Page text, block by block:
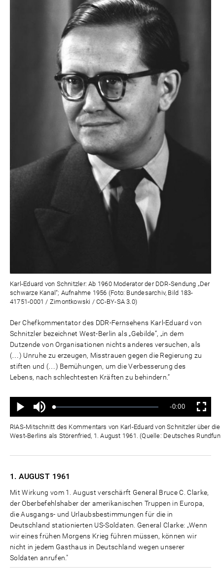
Karl-Eduard von Schnitzler: Ab 1960 Moderator der DDR-Sendung „Der
schwarze Kanal“; Aufnahme 1956 (Foto: Bundesarchiv, Bild 183-
41751-0001 / Zimontkowski / CC-BY-SA 3.0)
Der Chefkommentator des DDR-Fernsehens Karl-Eduard von
Schnitzler bezeichnet West-Berlin als „Gebilde“, „in dem
Dutzende von Organisationen nichts anderes versuchen, als
(…) Unruhe zu erzeugen, Misstrauen gegen die Regierung zu
stiften und (…) Bemühungen, um die Verbesserung des
Lebens, nach schlechtesten Kräften zu behindern.“
Wiedergabe
Ton
aus
Geladen:
Status:
Verbleibende
Zeit
-0:00 Vollbild
RIAS-Mitschnitt des Kommentars von Karl-Eduard von Schnitzler über
West-Berlins als Störenfried, 1. August 1961. (Quelle: Deutsches
1. AUGUST 1961
Mit Wirkung vom 1. August verschärft General Bruce C. Clarke,
der Oberbefehlshaber der amerikanischen Truppen in Europa,
die Ausgangs- und Urlaubsbestimmungen für die in
Deutschland stationierten US-Soldaten. General Clarke: „Wenn
wir eines frühen Morgens Krieg führen müssen, können wir
nicht in jedem Gasthaus in Deutschland wegen unserer
Soldaten anrufen."